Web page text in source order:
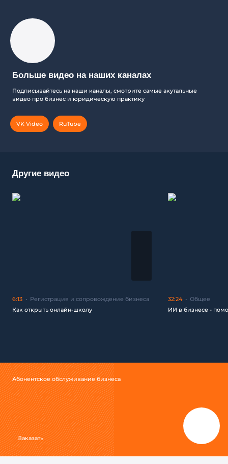
Другие видео
6:13
Регистрация и сопровождение бизнеса
Как открыть онлайн-школу
32:24
Общее
ИИ в бизнесе -
Больше видео на наших каналах
Подписывайтесь на наши каналы, смотрите самые акутальные
видео про бизнес и юридическую практику
VK Video RuTube
Абонентское обслуживание бизнеса
Заказать